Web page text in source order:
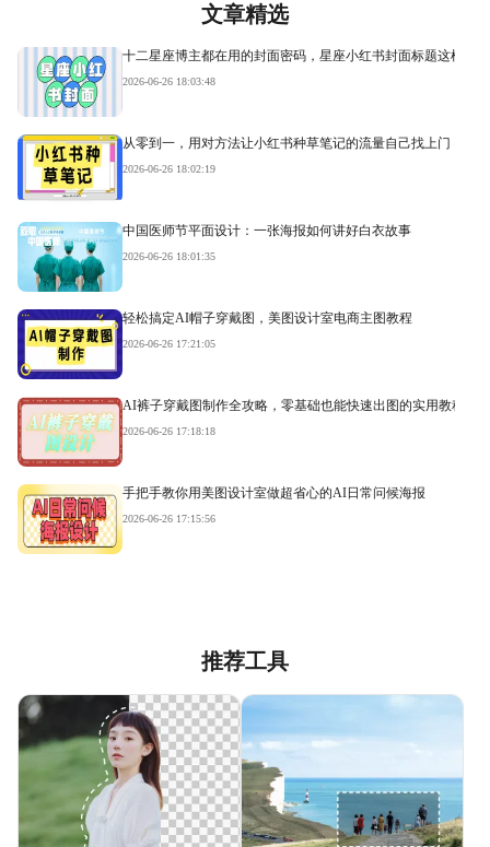
文章精选
十二星座博主都在用的封面密码，星座小红书封面标题这样写
2026-06-26 18:03:48
从零到一，用对方法让小红书种草笔记的流量自己找上门
2026-06-26 18:02:19
中国医师节平面设计：一张海报如何讲好白衣故事
2026-06-26 18:01:35
轻松搞定AI帽子穿戴图，美图设计室电商主图教程
2026-06-26 17:21:05
AI裤子穿戴图制作全攻略，零基础也能快速出图的实用教程
2026-06-26 17:18:18
手把手教你用美图设计室做超省心的AI日常问候海报
2026-06-26 17:15:56
推荐工具